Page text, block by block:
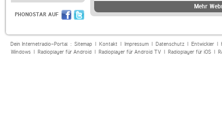
PHONOSTAR AUF
Mehr
Dein Internetradio-Portal : Sitemap| Kontakt| Impressum| Datenschutz| Entwickler|
Windows| Radioplayer für Android| Radioplayer für Android TV| Radioplayer für iOS|